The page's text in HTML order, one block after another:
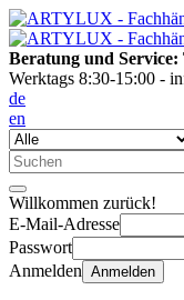
Beratung und Service:
Werktags 8:30-15:00 -
de
en
Willkommen zurück!
E-Mail-Adresse
Passwort
Anmelden Anmelden